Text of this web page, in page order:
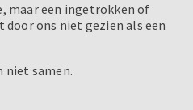
maar een ingetrokken of
ons niet gezien als een
niet samen.